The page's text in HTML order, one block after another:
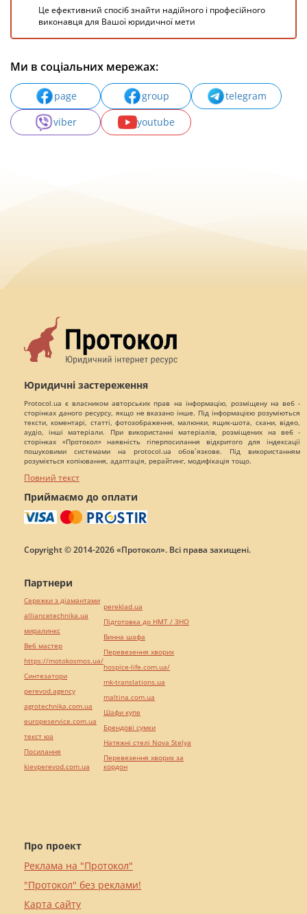
Це ефективний спосіб знайти надійного і професійного
виконавця для Вашої юридичної мети
Ми в соціальних мережах:
page group
telegram
viber
youtube
Юридичні застереження
Protocol.ua є власником авторських прав на інформацію, розміщену на веб -
сторінках даного ресурсу, якщо не вказано інше. Під інформацією розуміються
тексти, коментарі, статті, фотозображення, малюнки, ящик-шота, скани, відео,
аудіо, інші матеріали. При використанні матеріалів, розміщених на веб -
сторінках «Протокол» наявність гіперпосилання відкритого для індексації
пошуковими системами на protocol.ua обов`язкове. Під використанням
розуміється копіювання, адаптація, рерайтинг, модифікація тощо.
Повний текст
Приймаємо до оплати
Copyright © 2014-2026 «Протокол». Всі права захищені.
Про проект
Реклама на "Протокол"
"Протокол" без реклами!
Карта сайту
Партнери
Сережки з діамантами
alliancetechnika.ua
миралинкс
Веб мастер
https://motokosmos.ua/
Синтезатори
perevod.agency
agrotechnika.com.ua
europeservice.com.ua
текст юа
Посилання
kievperevod.com.ua
pereklad.ua
Підготовка до НМТ / ЗНО
Винна шафа
Перевезення хворих
hospice-life.com.ua/
mk-translations.ua
maltina.com.ua
Шафи купе
Брендові сумки
Натяжні стелі Nova Stelya
Перевезення хворих за
кордон